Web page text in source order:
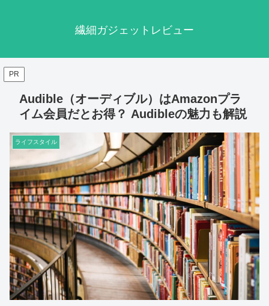
繊細ガジェットレビュー
PR
Audible（オーディブル）はAmazonプラ
イム会員だとお得？ Audibleの魅力も解説
ライフスタイル